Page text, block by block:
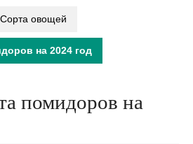
Сорта овощей
на 2024 год
помидоров на